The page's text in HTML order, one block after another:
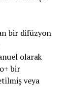
bir difüzyon
olarak
bir
veya